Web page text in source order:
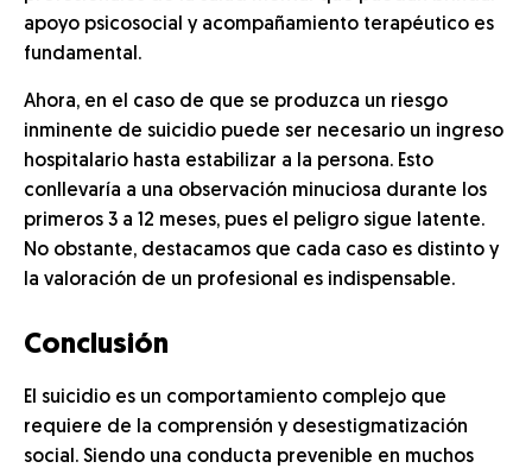
apoyo psicosocial y acompañamiento terapéutico es
fundamental.
Ahora, en el caso de que se produzca un riesgo
inminente de suicidio puede ser necesario un ingreso
hospitalario hasta estabilizar a la persona. Esto
conllevaría a una observación minuciosa durante los
primeros 3 a 12 meses, pues el peligro sigue latente.
No obstante, destacamos que cada caso es distinto y
la valoración de un profesional es indispensable.
Conclusión
El suicidio es un comportamiento complejo que
requiere de la comprensión y desestigmatización
social. Siendo una conducta prevenible en muchos